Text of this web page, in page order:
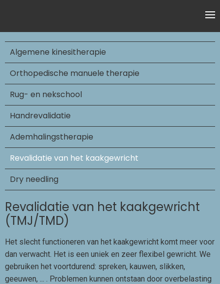
Algemene kinesitherapie
Orthopedische manuele therapie
Rug- en nekschool
Handrevalidatie
Ademhalingstherapie
Revalidatie van het kaakgewricht
Dry needling
Revalidatie van het kaakgewricht
(TMJ/TMD)
Het slecht functioneren van het kaakgewricht komt meer voor
dan verwacht. Het is een uniek en zeer flexibel gewricht. We
gebruiken het voortdurend: spreken, kauwen, slikken,
geeuwen, ... . Problemen kunnen ontstaan door overbelasting